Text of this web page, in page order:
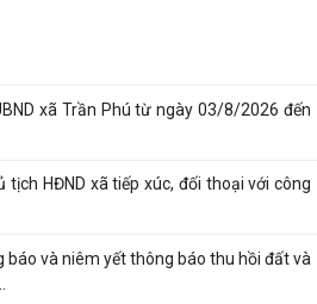
chí Chủ tịch UBND xã (05/8/2026)
xã Trần Phú từ ngày 03/8/2026 đến
tịch HĐND xã tiếp xúc, đối thoại với công
báo và niêm yết thông báo thu hồi đất và